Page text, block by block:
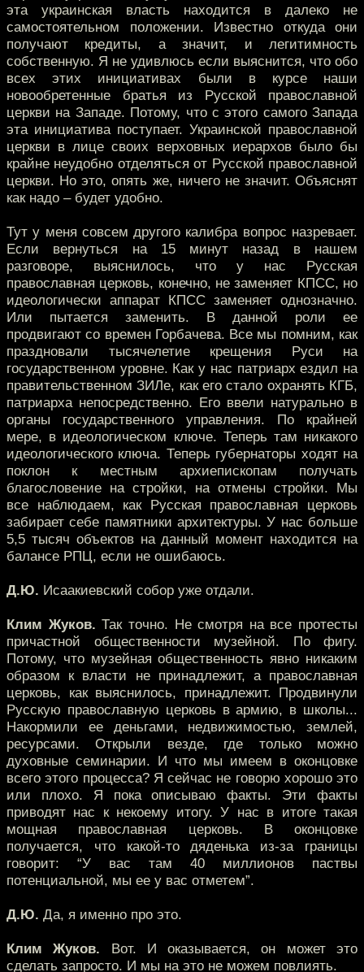
эта украинская власть находится в далеко не
самостоятельном положении. Известно откуда они
получают кредиты, а значит, и легитимность
собственную. Я не удивлюсь если выяснится, что обо
всех этих инициативах были в курсе наши
новообретенные братья из Русской православной
церкви на Западе. Потому, что с этого самого Запада
эта инициатива поступает. Украинской православной
церкви в лице своих верховных иерархов было бы
крайне неудобно отделяться от Русской православной
церкви. Но это, опять же, ничего не значит. Объяснят
как надо – будет удобно.
Тут у меня совсем другого калибра вопрос назревает.
Если вернуться на 15 минут назад в нашем
разговоре, выяснилось, что у нас Русская
православная церковь, конечно, не заменяет КПСС, но
идеологически аппарат КПСС заменяет однозначно.
Или пытается заменить. В данной роли ее
продвигают со времен Горбачева. Все мы помним, как
праздновали тысячелетие крещения Руси на
государственном уровне. Как у нас патриарх ездил на
правительственном ЗИЛе, как его стало охранять КГБ,
патриарха непосредственно. Его ввели натурально в
органы государственного управления. По крайней
мере, в идеологическом ключе. Теперь там никакого
идеологического ключа. Теперь губернаторы ходят на
поклон к местным архиепископам получать
благословение на стройки, на отмены стройки. Мы
все наблюдаем, как Русская православная церковь
забирает себе памятники архитектуры. У нас больше
5,5 тысяч объектов на данный момент находится на
балансе РПЦ, если не ошибаюсь.
Д.Ю. Исаакиевский собор уже отдали.
Клим Жуков. Так точно. Не смотря на все протесты
причастной общественности музейной. По фигу.
Потому, что музейная общественность явно никаким
образом к власти не принадлежит, а православная
церковь, как выяснилось, принадлежит. Продвинули
Русскую православную церковь в армию, в школы...
Накормили ее деньгами, недвижимостью, землей,
ресурсами. Открыли везде, где только можно
духовные семинарии. И что мы имеем в оконцовке
всего этого процесса? Я сейчас не говорю хорошо это
или плохо. Я пока описываю факты. Эти факты
приводят нас к некоему итогу. У нас в итоге такая
мощная православная церковь. В оконцовке
получается, что какой-то дяденька из-за границы
говорит: “У вас там 40 миллионов паствы
потенциальной, мы ее у вас отметем”.
Д.Ю. Да, я именно про это.
Клим Жуков. Вот. И оказывается, он может это
сделать запросто. И мы на это не можем повлиять.